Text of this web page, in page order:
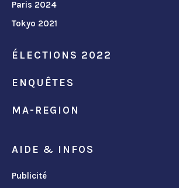
Paris 2024
Tokyo 2021
ÉLECTIONS 2022
ENQUÊTES
MA-REGION
AIDE & INFOS
Publicité